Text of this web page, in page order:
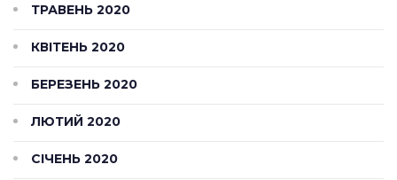
ТРАВЕНЬ 2020
КВІТЕНЬ 2020
БЕРЕЗЕНЬ 2020
ЛЮТИЙ 2020
СІЧЕНЬ 2020